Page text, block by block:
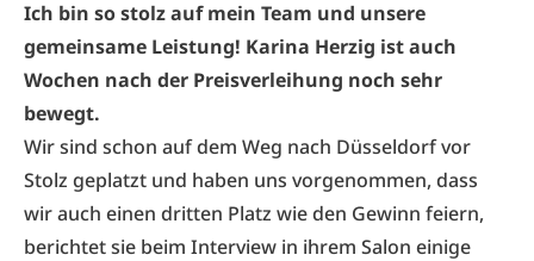
Ich bin so stolz auf mein Team und unsere
gemeinsame Leistung! Karina Herzig ist auch
Wochen nach der Preisverleihung noch sehr
bewegt.
Wir sind schon auf dem Weg nach Düsseldorf vor
Stolz geplatzt und haben uns vorgenommen, dass
wir auch einen dritten Platz wie den Gewinn feiern,
berichtet sie beim Interview in ihrem Salon einige